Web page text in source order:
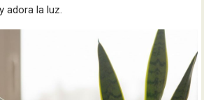
adora la luz.